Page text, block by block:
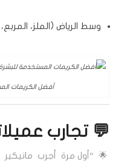
وسط الرياض (الملز، المربع،
أفضل الكريمات
💬 تجارب
🌟 “أول مرة أجرب مانيكير